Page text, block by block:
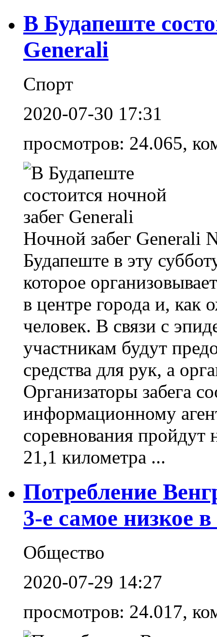
В Будапеште
Generali
Спорт
2020-07-30 17:31
просмотров: 24.065,
Ночной забег Generali
Будапеште в эту
которое
в центре города и, как
человек. В связи с
участникам будут
средства для рук, а
Организаторы забега
информационному
соревнования пройдут
21,1 километра ...
Потребление
3-е самое низкое
Общество
2020-07-29 14:27
просмотров: 24.017,